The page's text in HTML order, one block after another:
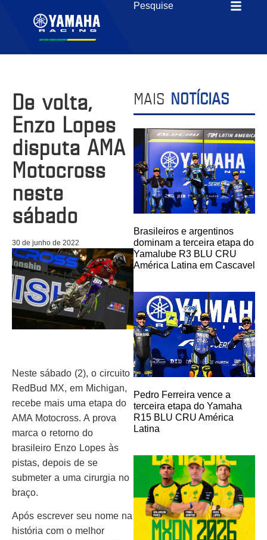
De volta,
Enzo Lopes
disputa AMA
Motocross
neste
sábado
30 de junho de 2022
Neste sábado (2), o circuito
RedBud MX, em Michigan,
recebe mais uma etapa do
AMA Motocross. A prova
marca o retorno do
brasileiro Enzo Lopes às
pistas, depois de se
submeter a uma cirurgia no
braço.
Após escrever seu nome na
história com o melhor
MAIS NOTÍCIAS
Brasileiros e argentinos
dominam a terceira etapa do
Yamalube R3 BLU CRU
América Latina em Cascavel
Pedro Ferreira vence a
terceira etapa do Yamaha
R15 BLU CRU América
Latina